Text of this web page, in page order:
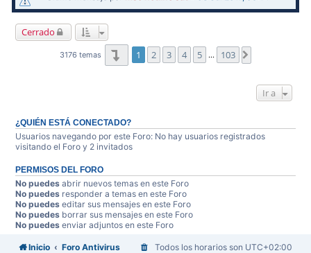
Cerrado
3176 temas Página1 de 103
1 2 3 4 5 … 103
Ir a
¿QUIÉN ESTÁ CONECTADO?
Usuarios navegando por este Foro: No hay usuarios registrados
visitando el Foro y 2 invitados
PERMISOS DEL FORO
No puedes abrir nuevos temas en este Foro
No puedes responder a temas en este Foro
No puedes editar sus mensajes en este Foro
No puedes borrar sus mensajes en este Foro
No puedes enviar adjuntos en este Foro
Inicio Foro Antivirus Todos los horarios son UTC+02:00